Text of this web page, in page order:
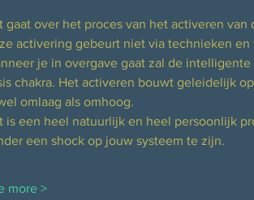
gaat over het proces van het activeren
activering gebeurt niet via technieken
je in overgave gaat zal de
chakra. Het activeren bouwt geleidelijk
omlaag als omhoog.
is een heel natuurlijk en heel persoonlijk
een shock op jouw systeem te zijn.
more >